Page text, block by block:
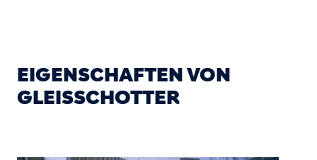
EIGENSCHAFTEN VON
GLEISSCHOTTER